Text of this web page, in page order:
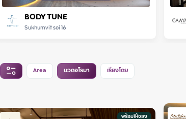
BODY TUNE
Sukhumvit soi 16
Area นวดอโรมา เรียงโดย
พร้อมให้จอง